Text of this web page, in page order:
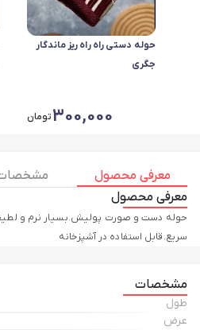
حوله دستی راه راه ریز ماندگار
جگری
300,000تومان
معرفی محصول
معرفی محصول
حوله دست و صورت پولیش.بسیار نرم و
سریع.قابل استفاده در آشپزخانه
مشخصات
طول
عرض